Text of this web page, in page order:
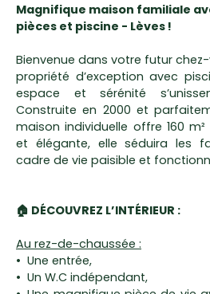
Magnifique maison familiale
pièces et piscine - Lèves !
Bienvenue dans votre futur
propriété d’exception avec
espace et sérénité
Construite en 2000 et
maison individuelle offre 160
et élégante, elle séduira les
cadre de vie paisible et
🏠 DÉCOUVREZ L’INTÉRIEUR :
Au rez-de-chaussée :
Une entrée,
Un W.C indépendant,